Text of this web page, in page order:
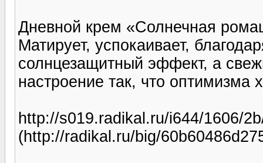
Дневной крем «Солнечная
Матирует, успокаивает,
солнцезащитный эффект, а
настроение так, что оптимизма
http://s019.radikal.ru/i644/1606/
(http://radikal.ru/big/